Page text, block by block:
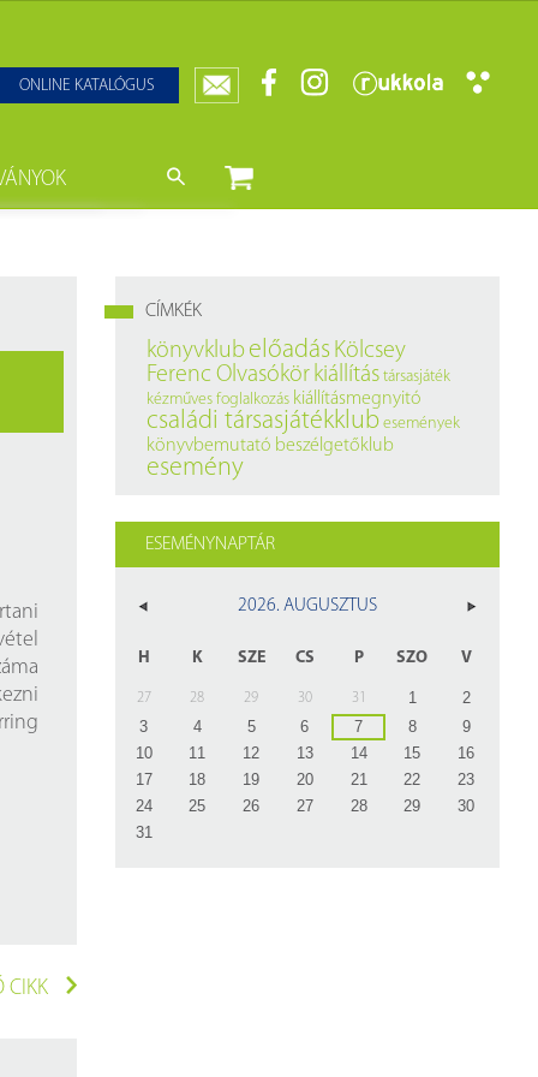
ONLINE KATALÓGUS
CIKK
CÍMKÉK
könyvklub előadás Kölcsey
Ferenc Olvasókör kiállítás társasjáték
kézműves foglalkozás kiállításmegnyitó
családi társasjátékklub események
könyvbemutató beszélgetőklub
esemény
ESEMÉNYNAPTÁR
2026. AUGUSZTUS
H K SZE CS P SZO V
27 28 29 30 31 1
2
3
4 5 6 7 8
9
10
11 12 13 14 15
16
17
18 19 20 21 22
23
24
25 26 27 28 29
30
31